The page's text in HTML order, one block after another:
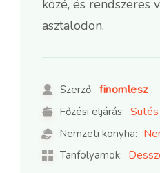
közé, és rendszeres
asztalodon.
Szerző: finomlesz
Főzési eljárás: Sütés
Nemzeti konyha:
Tanfolyamok: